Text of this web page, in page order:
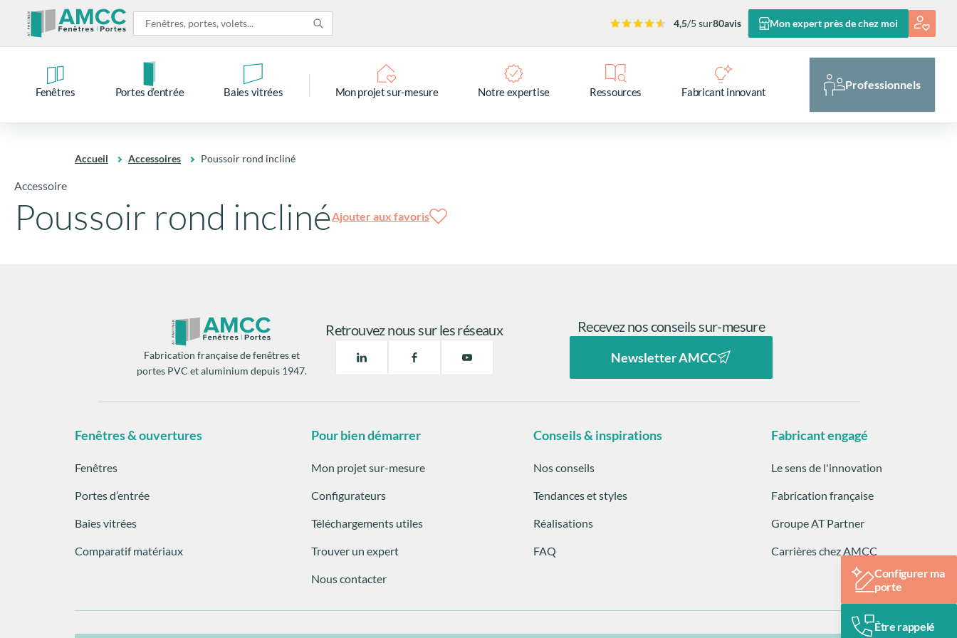
4,5/5 sur80avis Mon expert près de chez moi
Fenêtres Portes d’entrée Baies vitrées Mon projet sur-mesure Notre expertise Ressources Fabricant innovant
Professionnels
Accueil Accessoires Poussoir rond incliné
Accessoire
Poussoir rond inclinéAjouter aux favoris
Fabrication française de fenêtres et
portes PVC et aluminium depuis 1947.
Retrouvez nous sur les réseaux Recevez nos conseils sur-mesure
Newsletter AMCC
Fenêtres & ouvertures
Fenêtres
Portes d’entrée
Baies vitrées
Comparatif matériaux
Pour bien démarrer
Mon projet sur-mesure
Configurateurs
Téléchargements utiles
Trouver un expert
Nous contacter
Conseils & inspirations
Nos conseils
Tendances et styles
Réalisations
FAQ
Fabricant engagé
Le sens de l'innovation
Fabrication française
Groupe AT Partner
Carrières chez AMCC
Configurer ma
porte
Être rappelé